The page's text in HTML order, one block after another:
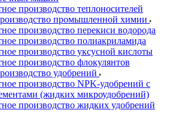
производство теплоносителей
промышленной химии
производство перекиси водорода
производство полиакриламида
производство уксусной кислоты
производство флокулянтов
удобрений
производство NPK-удобрений с
(жидких микроудобрений)
производство жидких удобрений